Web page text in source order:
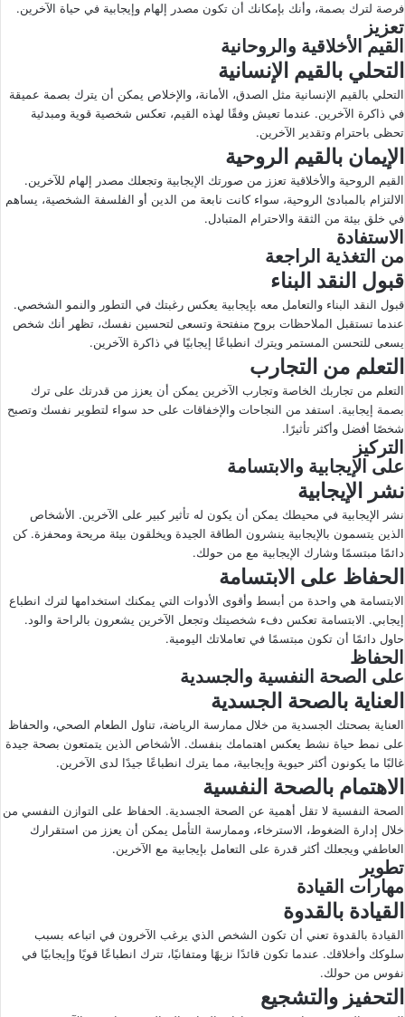
فرصة لترك بصمة، وأنك بإمكانك أن تكون مصدر إلهام وإيجابية في حياة الآخرين.
تعزيز
القيم الأخلاقية والروحانية
التحلي بالقيم الإنسانية
التحلي بالقيم الإنسانية مثل الصدق، الأمانة، والإخلاص يمكن أن يترك بصمة عميقة
في ذاكرة الآخرين. عندما تعيش وفقًا لهذه القيم، تعكس شخصية قوية ومبدئية
تحظى باحترام وتقدير الآخرين.
الإيمان بالقيم الروحية
القيم الروحية والأخلاقية تعزز من صورتك الإيجابية وتجعلك مصدر إلهام للآخرين.
الالتزام بالمبادئ الروحية، سواء كانت نابعة من الدين أو الفلسفة الشخصية، يساهم
في خلق بيئة من الثقة والاحترام المتبادل.
الاستفادة
من التغذية الراجعة
قبول النقد البناء
قبول النقد البناء والتعامل معه بإيجابية يعكس رغبتك في التطور والنمو الشخصي.
عندما تستقبل الملاحظات بروح منفتحة وتسعى لتحسين نفسك، تظهر أنك شخص
يسعى للتحسن المستمر ويترك انطباعًا إيجابيًا في ذاكرة الآخرين.
التعلم من التجارب
التعلم من تجاربك الخاصة وتجارب الآخرين يمكن أن يعزز من قدرتك على ترك
بصمة إيجابية. استفد من النجاحات والإخفاقات على حد سواء لتطوير نفسك وتصبح
شخصًا أفضل وأكثر تأثيرًا.
التركيز
على الإيجابية والابتسامة
نشر الإيجابية
نشر الإيجابية في محيطك يمكن أن يكون له تأثير كبير على الآخرين. الأشخاص
الذين يتسمون بالإيجابية ينشرون الطاقة الجيدة ويخلقون بيئة مريحة ومحفزة. كن
دائمًا مبتسمًا وشارك الإيجابية مع من حولك.
الحفاظ على الابتسامة
الابتسامة هي واحدة من أبسط وأقوى الأدوات التي يمكنك استخدامها لترك انطباع
إيجابي. الابتسامة تعكس دفء شخصيتك وتجعل الآخرين يشعرون بالراحة والود.
حاول دائمًا أن تكون مبتسمًا في تعاملاتك اليومية.
الحفاظ
على الصحة النفسية والجسدية
العناية بالصحة الجسدية
العناية بصحتك الجسدية من خلال ممارسة الرياضة، تناول الطعام الصحي، والحفاظ
على نمط حياة نشط يعكس اهتمامك بنفسك. الأشخاص الذين يتمتعون بصحة جيدة
غالبًا ما يكونون أكثر حيوية وإيجابية، مما يترك انطباعًا جيدًا لدى الآخرين.
الاهتمام بالصحة النفسية
الصحة النفسية لا تقل أهمية عن الصحة الجسدية. الحفاظ على التوازن النفسي من
خلال إدارة الضغوط، الاسترخاء، وممارسة التأمل يمكن أن يعزز من استقرارك
العاطفي ويجعلك أكثر قدرة على التعامل بإيجابية مع الآخرين.
تطوير
مهارات القيادة
القيادة بالقدوة
القيادة بالقدوة تعني أن تكون الشخص الذي يرغب الآخرون في اتباعه بسبب
سلوكك وأخلاقك. عندما تكون قائدًا نزيهًا ومتفانيًا، تترك انطباعًا قويًا وإيجابيًا في
نفوس من حولك.
التحفيز والتشجيع